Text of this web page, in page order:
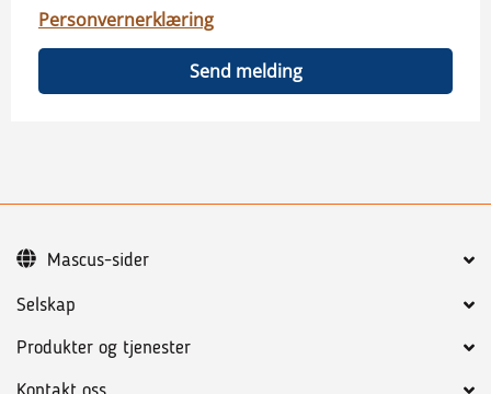
Personvernerklæring
Send melding
Selskap
Produkter og tjenester
Mascus-sider